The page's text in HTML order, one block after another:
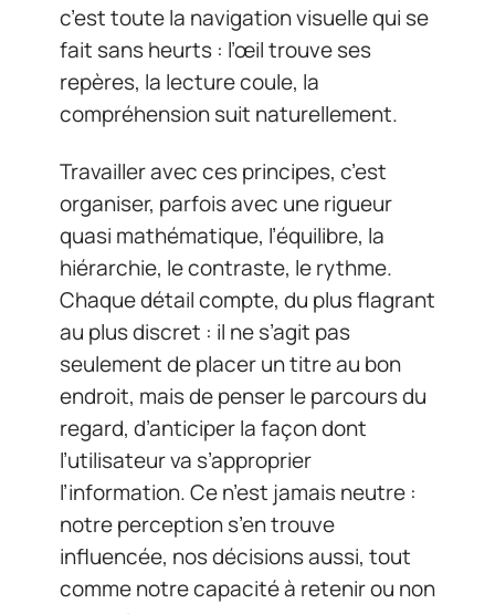
c’est toute la navigation visuelle qui se
fait sans heurts : l’œil trouve ses
repères, la lecture coule, la
compréhension suit naturellement.
Travailler avec ces principes, c’est
organiser, parfois avec une rigueur
quasi mathématique, l’équilibre, la
hiérarchie, le contraste, le rythme.
Chaque détail compte, du plus flagrant
au plus discret : il ne s’agit pas
seulement de placer un titre au bon
endroit, mais de penser le parcours du
regard, d’anticiper la façon dont
l’utilisateur va s’approprier
l’information. Ce n’est jamais neutre :
notre perception s’en trouve
influencée, nos décisions aussi, tout
comme notre capacité à retenir ou non